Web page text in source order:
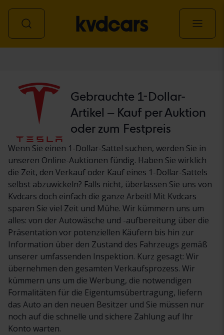
Gebrauchte 1-Dollar-
Artikel – Kauf per Auktion
oder zum Festpreis
Wenn Sie einen 1-Dollar-Sattel suchen, werden Sie in
unseren Online-Auktionen fündig. Haben Sie wirklich
die Zeit, den Verkauf oder Kauf eines 1-Dollar-Sattels
selbst abzuwickeln? Falls nicht, überlassen Sie uns von
Kvdcars doch einfach die ganze Arbeit! Mit Kvdcars
sparen Sie viel Zeit und Mühe. Wir kümmern uns um
alles: von der Autowäsche und -aufbereitung über die
Präsentation vor potenziellen Käufern bis hin zur
Information über den Zustand des Fahrzeugs gemäß
unserer umfassenden Inspektion. Kurz gesagt: Wir
übernehmen den gesamten Verkaufsprozess. Wir
kümmern uns um die Werbung, die notwendigen
Formalitäten für die Eigentumsübertragung, liefern
das Auto an den neuen Besitzer und Sie müssen nur
noch auf die schnelle und sichere Zahlung auf Ihr
Konto warten.